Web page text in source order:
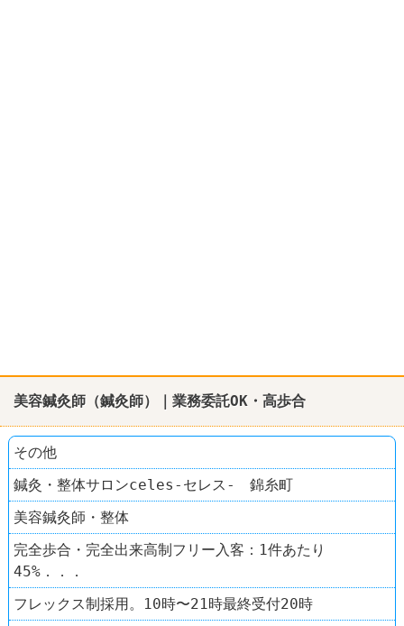
美容鍼灸師（鍼灸師）｜業務委託OK・高歩合
その他
鍼灸・整体サロンceles-セレス- 錦糸町
美容鍼灸師・整体
完全歩合・完全出来高制フリー入客：1件あたり
45%．．．
フレックス制採用。10時〜21時最終受付20時